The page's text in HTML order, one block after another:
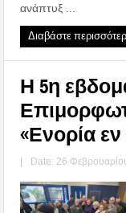
ανάπτυξ ...
Διαβάστε
Η 5η
«Ενορία
| Date: 26